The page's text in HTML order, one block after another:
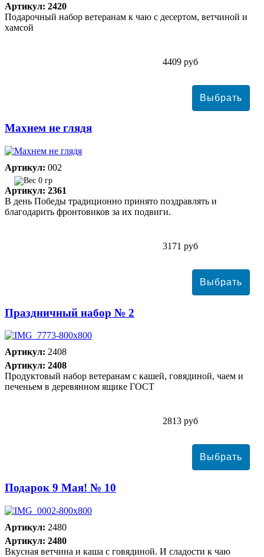
Артикул: 2420
Подарочный набор ветеранам к чаю с десертом, ветчиной и
хамсой
4409 руб
Махнем не глядя
Артикул: 002
0 гр
Артикул: 2361
В день Победы традиционно принято поздравлять и
благодарить фронтовиков за их подвиги.
3171 руб
Праздничный набор № 2
Артикул: 2408
Артикул: 2408
Продуктовый набор ветеранам с кашей, говядиной, чаем и
печеньем в деревянном ящике ГОСТ
2813 руб
Подарок 9 Мая! № 10
Артикул: 2480
Артикул: 2480
Вкусная ветчина и каша с говядиной. И сладости к чаю